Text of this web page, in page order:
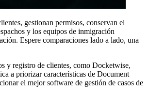
gestionan permisos, conservan el
y los equipos de inmigración
Espere comparaciones lado a lado, una
y registro de clientes, como Docketwise,
a priorizar características de Document
el mejor software de gestión de casos de